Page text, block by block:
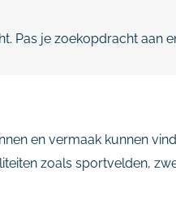
Pas je zoekopdracht aan
en vermaak kunnen
zoals sportvelden,